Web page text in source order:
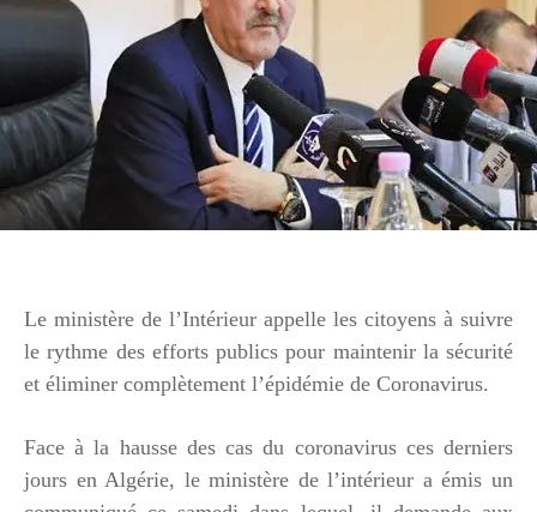
Le ministère de l’Intérieur appelle les citoyens à suivre
le rythme des efforts publics pour maintenir la sécurité
et éliminer complètement l’épidémie de Coronavirus.
Face à la hausse des cas du coronavirus ces derniers
jours en Algérie, le ministère de l’intérieur a émis un